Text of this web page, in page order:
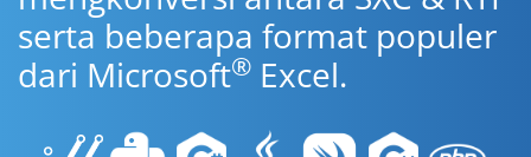
serta beberapa format populer
dari Microsoft® Excel.